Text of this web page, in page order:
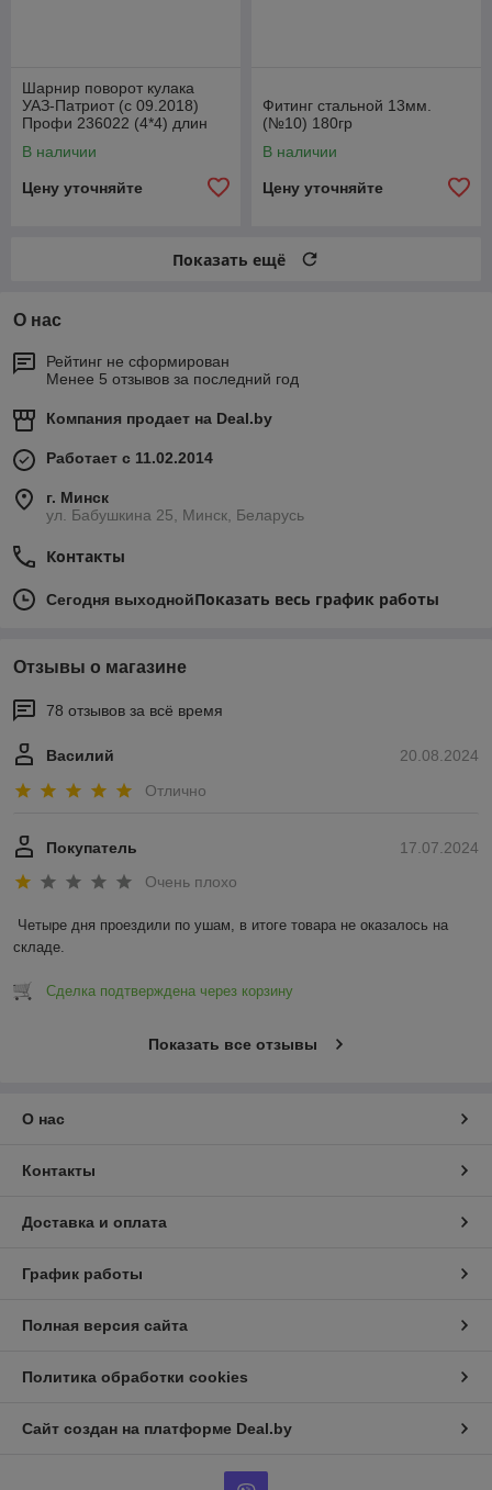
Шарнир поворот кулака
УАЗ-Патриот (с 09.2018)
Профи 236022 (4*4) длин
2360222304061
В наличии
Цену уточняйте
Фитинг стальной 13мм.
(№10) 180гр
В наличии
Цену уточняйте
Показать ещё
О нас
Рейтинг не сформирован
Менее 5 отзывов за последний год
Компания продает на Deal.by
Работает с 11.02.2014
г. Минск
ул. Бабушкина 25, Минск, Беларусь
Контакты
Сегодня выходнойПоказать весь график работы
Отзывы о магазине
78 отзывов за всё время
20.08.2024
Василий
Отлично
17.07.2024
Покупатель
Очень плохо
Четыре дня проездили по ушам, в итоге товара не оказалось на
складе.
Сделка подтверждена через корзину
Показать все отзывы
О нас
Контакты
Доставка и оплата
График работы
Полная версия сайта
Политика обработки cookies
Сайт создан на платформе Deal.by